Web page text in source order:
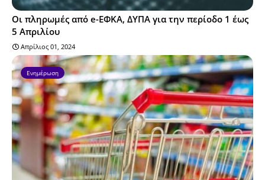
Οι πληρωμές από e-ΕΦΚΑ, ΔΥΠΑ για την περίοδο 1 έως
5 Απριλίου
Απρίλιος 01, 2024
Ενημέρωση